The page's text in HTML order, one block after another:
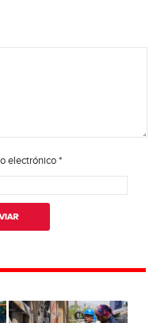
electrónico*